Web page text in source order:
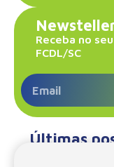
Receba no
FCDL/SC
Últimas